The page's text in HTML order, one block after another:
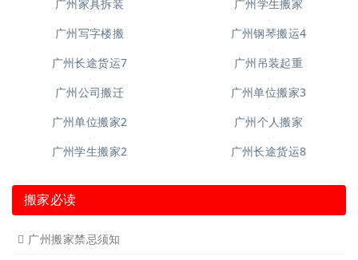
广州空调移机
广州长途货运6
广州短途搬家2
广州短途搬家
广州长途货运
广州长途货运2
广州家具拆装
广州学生搬家
广州写字楼搬
广州钢琴搬运4
广州公司搬迁